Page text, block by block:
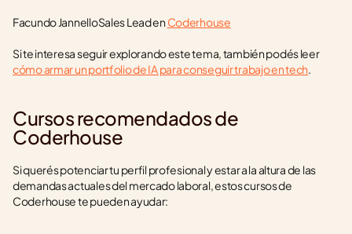
Facundo JannelloSales Lead en Coderhouse
Si te interesa seguir explorando este tema, también podés leer
cómo armar un portfolio de IA para conseguir trabajo en tech.
Cursos recomendados de
Coderhouse
Si querés potenciar tu perfil profesional y estar a la altura de las
demandas actuales del mercado laboral, estos cursos de
Coderhouse te pueden ayudar: